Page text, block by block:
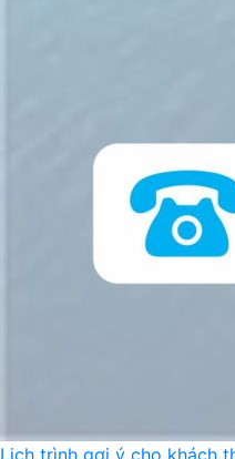
Lịch trình gợi ý cho khách